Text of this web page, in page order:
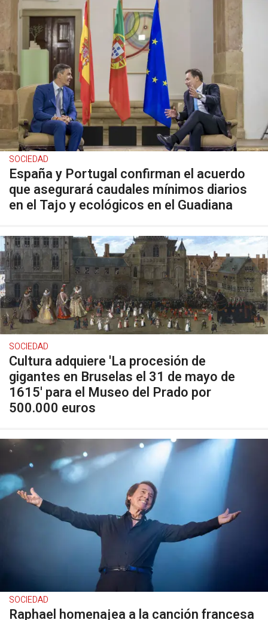
SOCIEDAD
España y Portugal confirman el acuerdo
que asegurará caudales mínimos diarios
en el Tajo y ecológicos en el Guadiana
SOCIEDAD
Cultura adquiere 'La procesión de
gigantes en Bruselas el 31 de mayo de
1615' para el Museo del Prado por
500.000 euros
SOCIEDAD
Raphael homenajea a la canción francesa